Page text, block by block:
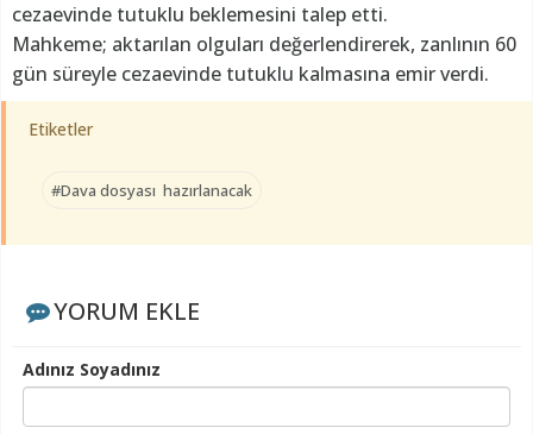
cezaevinde tutuklu beklemesini talep etti.
Mahkeme; aktarılan olguları değerlendirerek, zanlının 60
gün süreyle cezaevinde tutuklu kalmasına emir verdi.
Etiketler
#Dava dosyası hazırlanacak
YORUM EKLE
Adınız Soyadınız